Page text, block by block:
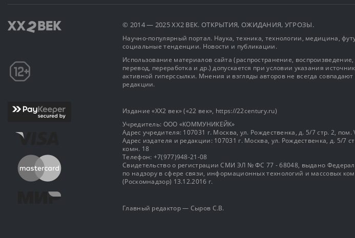
© 2014 — 2025 XX2 ВЕК. ОТКРЫТИЯ, ОЖИДАНИЯ, УГРОЗЫ.
Научно-популярный портал. Наука, техника, технологии, медицина,
социальные тенденции. Новости и публикации.
Использование материалов сайта (распространение, воспроизведение,
перевод, переработка и др.) допускается при условии указания
активной гиперссылки. Мнения и взгляды авторов не всегда совпадают
редакции.
Издание «XX2 век» («22 век», https://22century.ru)
Учредитель: OOO «КОММУНИКЕЙК»
Адрес учредителя: 107031 г. Москва, ул. Рождественка, д. 5/7 стр. 2, пом.
Адрес издателя и редакции: 107031 г. Москва, ул. Рождественка, д. 5/7
комн. 18
Телефон: +7(977)948-21-08
Свидетельство о регистрации СМИ ЭЛ № ФС 77 - 68048, выдано
по надзору в сфере связи, информационных технологий и массовых
(Роскомнадзор) 13.12.2016 г.
Главный редактор — Сыров С.В.